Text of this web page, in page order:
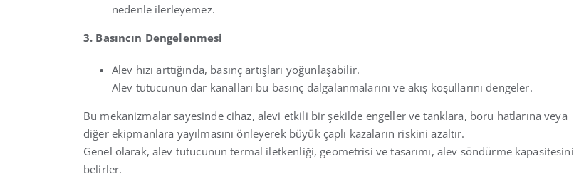
nedenle ilerleyemez.
3. Basıncın Dengelenmesi
Alev hızı arttığında, basınç artışları yoğunlaşabilir.
Alev tutucunun dar kanalları bu basınç dalgalanmalarını ve akış koşullarını dengeler.
Bu mekanizmalar sayesinde cihaz, alevi etkili bir şekilde engeller ve tanklara, boru hatlarına veya
diğer ekipmanlara yayılmasını önleyerek büyük çaplı kazaların riskini azaltır.
Genel olarak, alev tutucunun termal iletkenliği, geometrisi ve tasarımı, alev söndürme kapasitesini
belirler.